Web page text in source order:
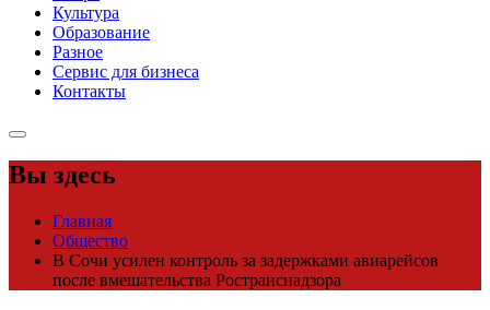
Культура
Образование
Разное
Сервис для бизнеса
Контакты
Вы здесь
Главная
Общество
В Сочи усилен контроль за задержками авиарейсов
после вмешательства Ространснадзора